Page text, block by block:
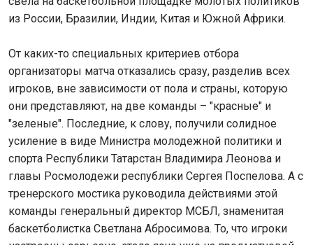
из России, Бразилии, Индии, Китая и Южной Африки.
От каких-то специальных критериев отбора
организаторы матча отказались сразу, разделив всех
игроков, вне зависимости от пола и страны, которую
они представляют, на две команды – "красные" и
"зеленые". Последние, к слову, получили солидное
усиление в виде Министра молодежной политики и
спорта Республики Татарстан Владимира Леонова и
главы Росмолодежи республики Сергея Поспелова. А с
тренерского мостика руководила действиями этой
команды генеральный директор МСБЛ, знаменитая
баскетболистка Светлана Абросимова. То, что игроки